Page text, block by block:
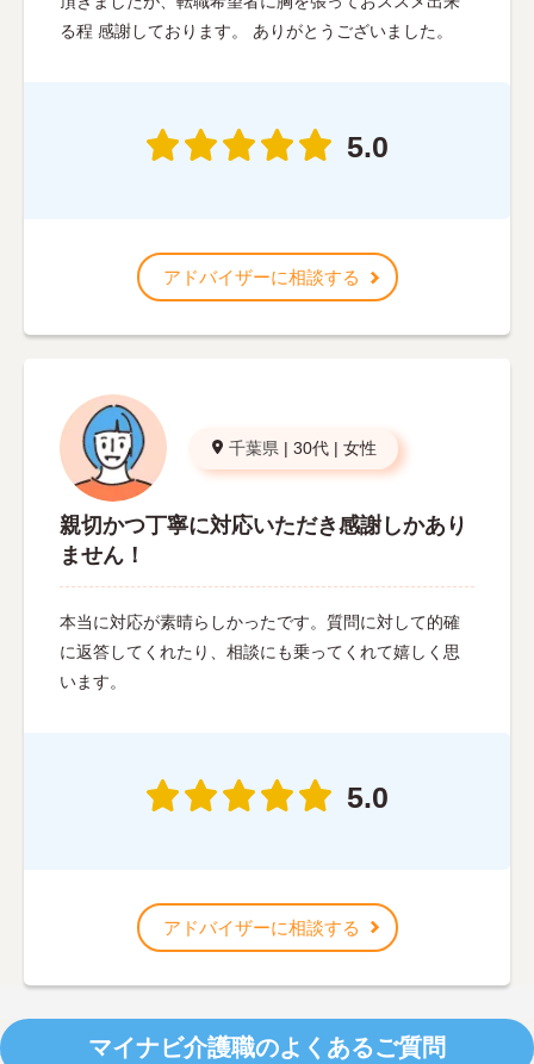
る程 感謝しております。 ありがとうございました。
5.0
アドバイザーに相談する
千葉県 | 30代 | 女性
親切かつ丁寧に対応いただき感謝しかあり
ません！
本当に対応が素晴らしかったです。質問に対して的確
に返答してくれたり、相談にも乗ってくれて嬉しく思
います。
5.0
アドバイザーに相談する
マイナビ介護職のよくあるご質問